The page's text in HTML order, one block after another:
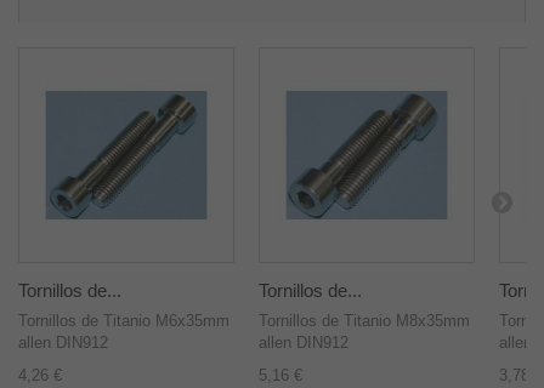
Tornillos de...
Tornillos de Titanio M6x35mm
allen DIN912
4,26 €
Tornillos de...
Tornillos de Titanio M8x35mm
allen DIN912
5,16 €
allen
3,78 €